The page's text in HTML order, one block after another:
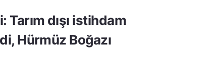
dışı istihdam
Hürmüz Boğazı